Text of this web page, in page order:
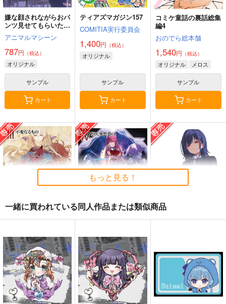
嫌な顔されながらおパ
ンツ見せてもらいたい
本14
アニマルマシーン
787円 （税込）
オリジナル
サンプル
カート
ティアズマガジン157
COMITIA実行委員会
1,400円 （税込）
オリジナル
サンプル
カート
コミケ童話の裏話総集
編4
おのでら総本舗
1,540円 （税込）
オリジナル メロス
サンプル
カート
黒白のアヴェスター 3
神座万象・第十四機
関
専売 2,178円（税込）
オリジナル
サンプル
黒白のアヴェスター 4
神座万象・第十四機
関
専売 3,144円 （税込）
オリジナル
サンプル
【サークル：アニマル
マシーン】
アニマルマシーン
2,750円（税込）
オリジナル
もっと見る！
一緒に買われている同人作品または類似商品